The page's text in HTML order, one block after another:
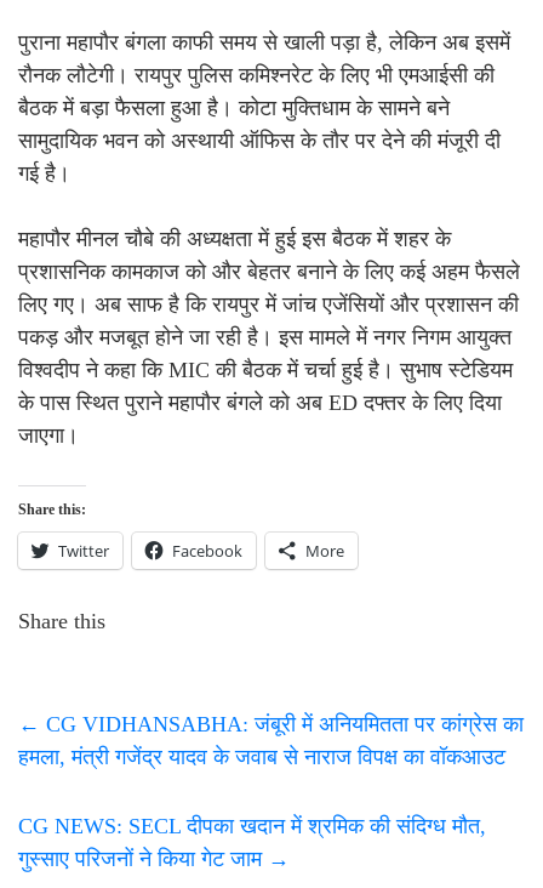
पुराना महापौर बंगला काफी समय से खाली पड़ा है, लेकिन अब इसमें
रौनक लौटेगी। रायपुर पुलिस कमिश्नरेट के लिए भी एमआईसी की
बैठक में बड़ा फैसला हुआ है। कोटा मुक्तिधाम के सामने बने
सामुदायिक भवन को अस्थायी ऑफिस के तौर पर देने की मंजूरी दी
गई है।
महापौर मीनल चौबे की अध्यक्षता में हुई इस बैठक में शहर के
प्रशासनिक कामकाज को और बेहतर बनाने के लिए कई अहम फैसले
लिए गए। अब साफ है कि रायपुर में जांच एजेंसियों और प्रशासन की
पकड़ और मजबूत होने जा रही है। इस मामले में नगर निगम आयुक्त
विश्वदीप ने कहा कि MIC की बैठक में चर्चा हुई है। सुभाष स्टेडियम
के पास स्थित पुराने महापौर बंगले को अब ED दफ्तर के लिए दिया
जाएगा।
Share this:
Twitter Facebook More
Share this
← CG VIDHANSABHA: जंबूरी में अनियमितता पर कांग्रेस का
हमला, मंत्री गजेंद्र यादव के जवाब से नाराज विपक्ष का वॉकआउट
CG NEWS: SECL दीपका खदान में श्रमिक की संदिग्ध मौत,
गुस्साए परिजनों ने किया गेट जाम →